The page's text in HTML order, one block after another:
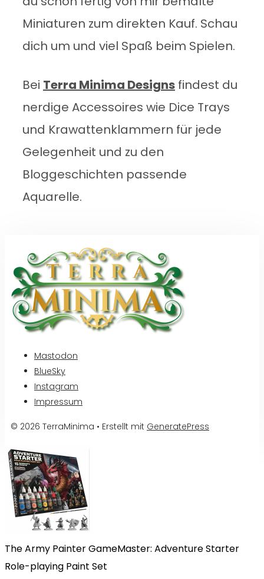
Miniaturen zum direkten Kauf. Schau
dich um und viel Spaß beim Spielen.
Bei Terra Minima Designs findest du
nerdige Accessoires wie Dice Trays
und Krawattenklammern für jede
Gelegenheit und zu den
Bloggeschichten passende
Aquarelle.
Mastodon
BlueSky
Instagram
Impressum
© 2026 TerraMinima • Erstellt mit GeneratePress
The Army Painter GameMaster: Adventure Starter
Role-playing Paint Set